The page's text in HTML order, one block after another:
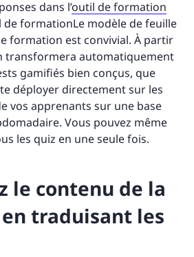
dans l’outil de formation
de formationLe modèle de feuille
formation est convivial. À partir
transformera automatiquement
gamifiés bien conçus, que
déployer directement sur les
vos apprenants sur une base
Vous pouvez même
les quiz en une seule fois.
le contenu de la
traduisant les